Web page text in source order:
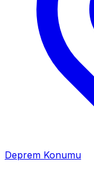
Deprem Konumu